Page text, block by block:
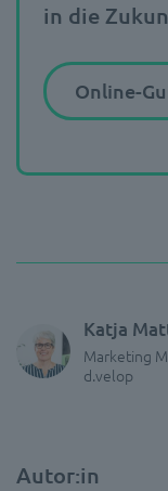
in die
Online-
Autor:in
Katja
Marketing
d.velop